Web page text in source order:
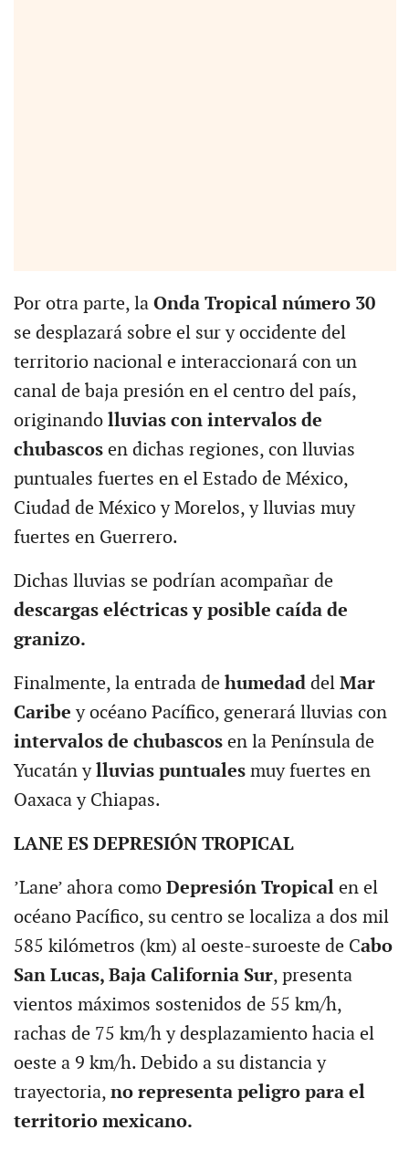
Por otra parte, la Onda Tropical número 30
se desplazará sobre el sur y occidente del
territorio nacional e interaccionará con un
canal de baja presión en el centro del país,
originando lluvias con intervalos de
chubascosen dichas regiones, con lluvias
puntuales fuertes en el Estado de México,
Ciudad de México y Morelos, y lluvias muy
fuertes en Guerrero.
Dichas lluvias se podrían acompañar de
descargas eléctricas y posible caída de
granizo.
Finalmente, la entrada de humedad del Mar
Caribe y océano Pacífico, generará lluvias con
intervalos de chubascos en la Península de
Yucatán ylluvias puntuales muy fuertes en
Oaxaca y Chiapas.
LANE ES DEPRESIÓN TROPICAL
’Lane’ ahora como Depresión Tropicalen el
océano Pacífico, su centro se localiza a dos mil
585 kilómetros (km) al oeste-suroeste de Cabo
San Lucas, Baja California Sur, presenta
vientos máximos sostenidos de 55 km/h,
rachas de 75 km/h y desplazamiento hacia el
oeste a 9 km/h. Debido a su distancia y
trayectoria, no representa peligro para el
territorio mexicano.